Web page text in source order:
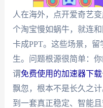
人在海外，点开爱奇艺
个淘宝慢如蜗牛，就连
卡成PPT。这些场景，
生。问题根源很简单：
谓免费使用的加速器下载
飘忽，根本不是长久之
到一套真正稳定、智能